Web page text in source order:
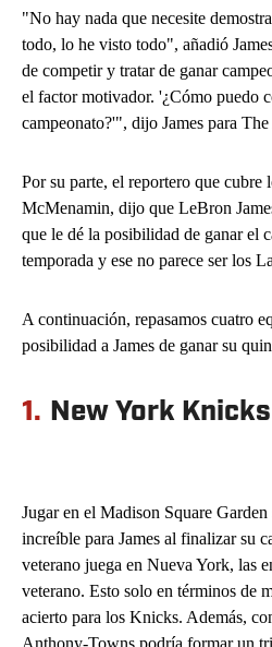
"No hay nada que necesite
todo, lo he visto todo", añadió
de competir y tratar de ganar
el factor motivador. '¿Cómo puedo
campeonato?'", dijo James para
Por su parte, el reportero que cubre
McMenamin, dijo que LeBron
que le dé la posibilidad de ganar el
temporada y ese no parece ser los
A continuación, repasamos cuatro
posibilidad a James de ganar su
1. New York Knicks
Jugar en el Madison Square
increíble para James al finalizar su
veterano juega en Nueva York, las
veterano. Esto solo en términos de
acierto para los Knicks. Además,
Anthony-Towns podría formar un